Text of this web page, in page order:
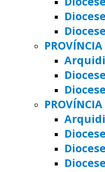
PROVÍNCIA
PROVÍNCIA